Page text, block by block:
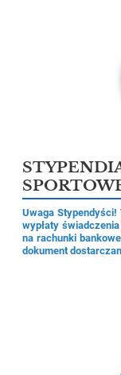
Uwaga
wypłaty
na rachunki
dokument